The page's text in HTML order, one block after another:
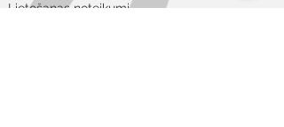
Lietošanas noteikumi